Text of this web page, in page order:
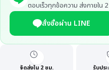
ตอบเร็วทุกข้อความ ส่งภายใน
สั่งซื้อผ่าน LINE
จัดส่งใน 2 ชม. รับปร